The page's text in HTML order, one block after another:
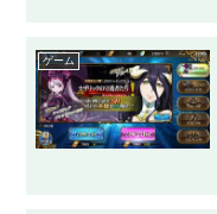
ゲーム